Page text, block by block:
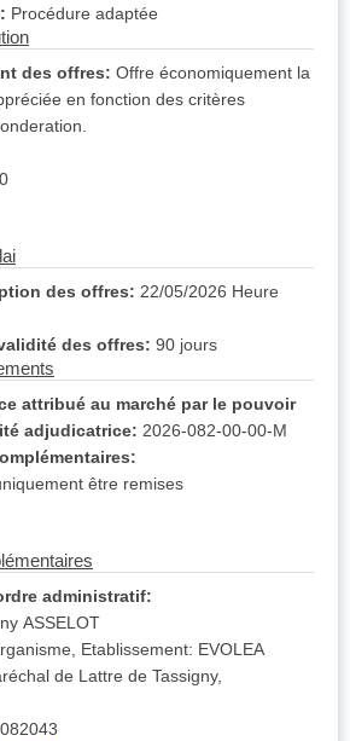
Procédure adaptée
des offres: Offre économiquement la
en fonction des critères
des offres: 22/05/2026 Heure
des offres: 90 jours
attribué au marché par le pouvoir
adjudicatrice: 2026-082-00-00-M
être remises
administratif:
ASSELOT
Etablissement: EVOLEA
de Lattre de Tassigny,